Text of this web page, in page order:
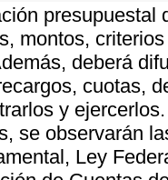
montos,
deberá
cuotas,
y
se observarán
Ley